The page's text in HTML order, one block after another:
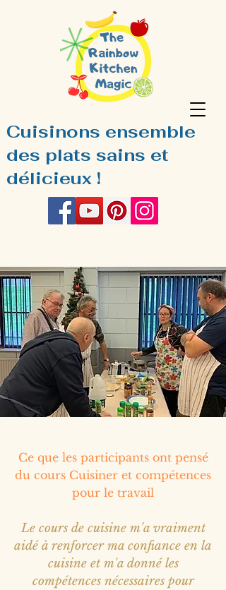
Cuisinons ensemble
des plats sains et
délicieux !
Ce que les participants ont pensé
du cours Cuisiner et compétences
pour le travail
Le cours de cuisine m'a vraiment
aidé à renforcer ma confiance en la
cuisine et m'a donné les
compétences nécessaires pour